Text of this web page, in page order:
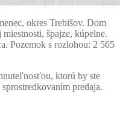
okres Trebišov. Dom
špajze, kúpelne.
Pozemok s rozlohou: 2 565
ktorú by ste
predaja.